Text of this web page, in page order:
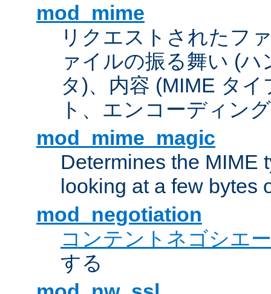
mod_mime
リクエストされたフ
ァイルの振る舞い (
タ)、内容 (MIME タ
ト、エンコーディン
mod_mime_magic
Determines the MIME
looking at a few bytes
mod_negotiation
コンテントネゴシエ
する